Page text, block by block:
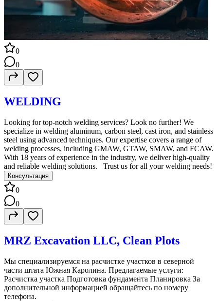
0
0
WELDING
Looking for top-notch welding services? Look no further! We
specialize in welding aluminum, carbon steel, cast iron, and stainless
steel using advanced techniques. Our expertise covers a range of
welding processes, including GMAW, GTAW, SMAW, and FCAW.
With 18 years of experience in the industry, we deliver high-quality
and reliable welding solutions. Trust us for all your welding needs!
Консультация
0
0
MRZ Excavation LLC, Clean Plots
Мы специализируемся на расчистке участков в северной
части штата Южная Каролина. Предлагаемые услуги:
Расчистка участка Подготовка фундамента Планировка За
дополнительной информацией обращайтесь по номеру
телефона.